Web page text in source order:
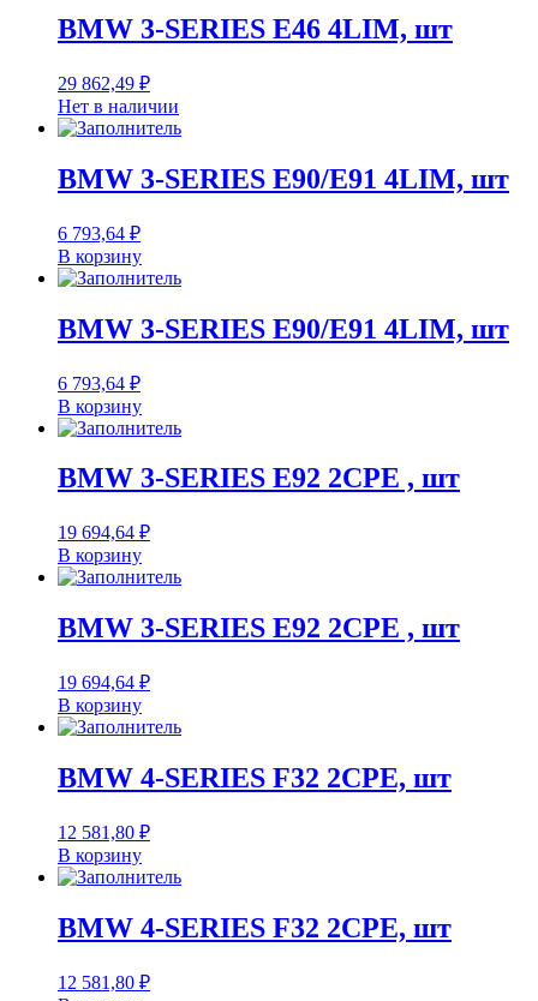
BMW 3-SERIES E46 4LIM, шт
29 862,49 ₽
Нет в наличии
BMW 3-SERIES E90/E91 4LIM, шт
6 793,64 ₽
В корзину
BMW 3-SERIES E90/E91 4LIM, шт
6 793,64 ₽
В корзину
BMW 3-SERIES E92 2CPE , шт
19 694,64 ₽
В корзину
BMW 3-SERIES E92 2CPE , шт
19 694,64 ₽
В корзину
BMW 4-SERIES F32 2CPE, шт
12 581,80 ₽
В корзину
BMW 4-SERIES F32 2CPE, шт
12 581,80 ₽